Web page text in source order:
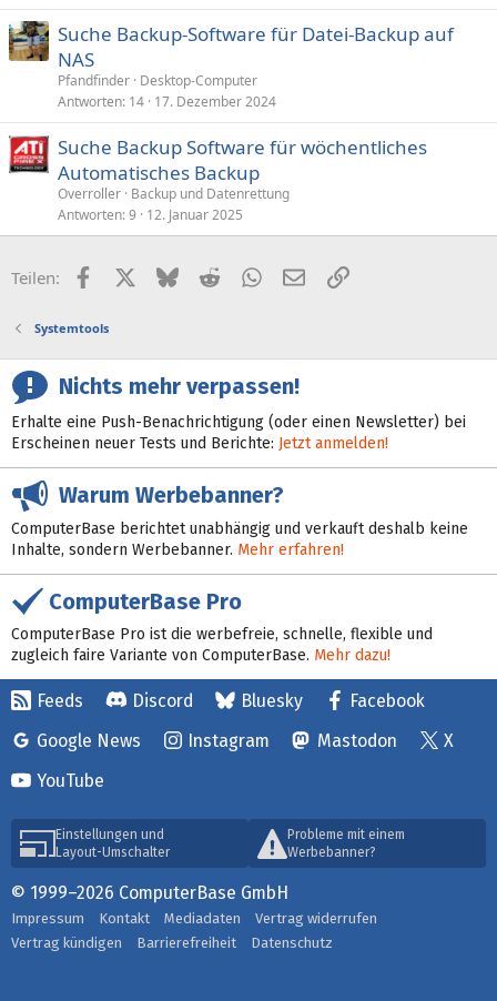
Suche Backup-Software für Datei-Backup auf
NAS
Pfandfinder Desktop-Computer
Antworten 14 17. Dezember 2024
Suche Backup Software für wöchentliches
Automatisches Backup
Overroller Backup und Datenrettung
Antworten 9 12. Januar 2025
Teilen: FacebookX (Twitter)
BlueskyRedditWhatsApp
E-MailLink
Systemtools
Nichts mehr verpassen!
Erhalte eine Push-Benachrichtigung (oder einen Newsletter) bei
Erscheinen neuer Tests und Berichte: Jetzt anmelden!
Warum Werbebanner?
ComputerBase berichtet unabhängig und verkauft deshalb keine
Inhalte, sondern Werbebanner. Mehr erfahren!
ComputerBase Pro
ComputerBase Pro ist die werbefreie, schnelle, flexible und
zugleich faire Variante von ComputerBase. Mehr dazu!
Feeds Discord Bluesky
Facebook
Google News
Instagram Mastodon
X
YouTube
Einstellungen und
Layout-Umschalter
Probleme mit einem
Werbebanner?
© 1999–2026 ComputerBase GmbH
Impressum Kontakt Mediadaten
Vertrag widerrufen
Vertrag kündigen
Barrierefreiheit Datenschutz